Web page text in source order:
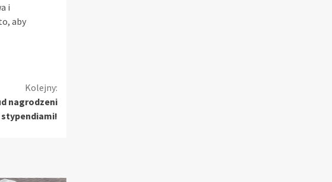
i
aby
Kolejny:
nagrodzeni
stypendiami!